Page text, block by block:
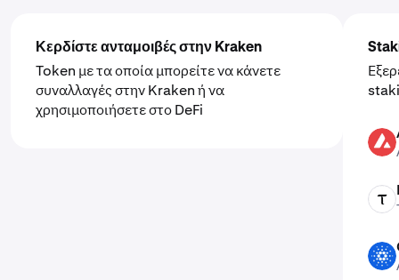
Κερδίστε ανταμοιβές στην Kraken
Token με τα οποία μπορείτε να κάνετε
συναλλαγές στην Kraken ή να
χρησιμοποιήσετε στο DeFi
AVAX
TAO
ADA